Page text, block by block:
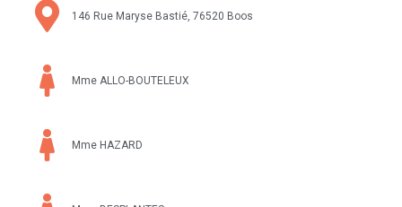
146 Rue Maryse Bastié, 76520 Boos
Mme ALLO-BOUTELEUX
Mme HAZARD